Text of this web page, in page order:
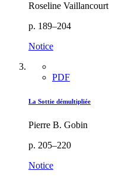
Roseline Vaillancourt
p. 189–204
Notice
PDF
La Sottie démultipliée
Pierre B. Gobin
p. 205–220
Notice